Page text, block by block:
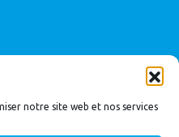
notre site web et nos services